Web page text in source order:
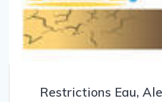
Restrictions Eau,